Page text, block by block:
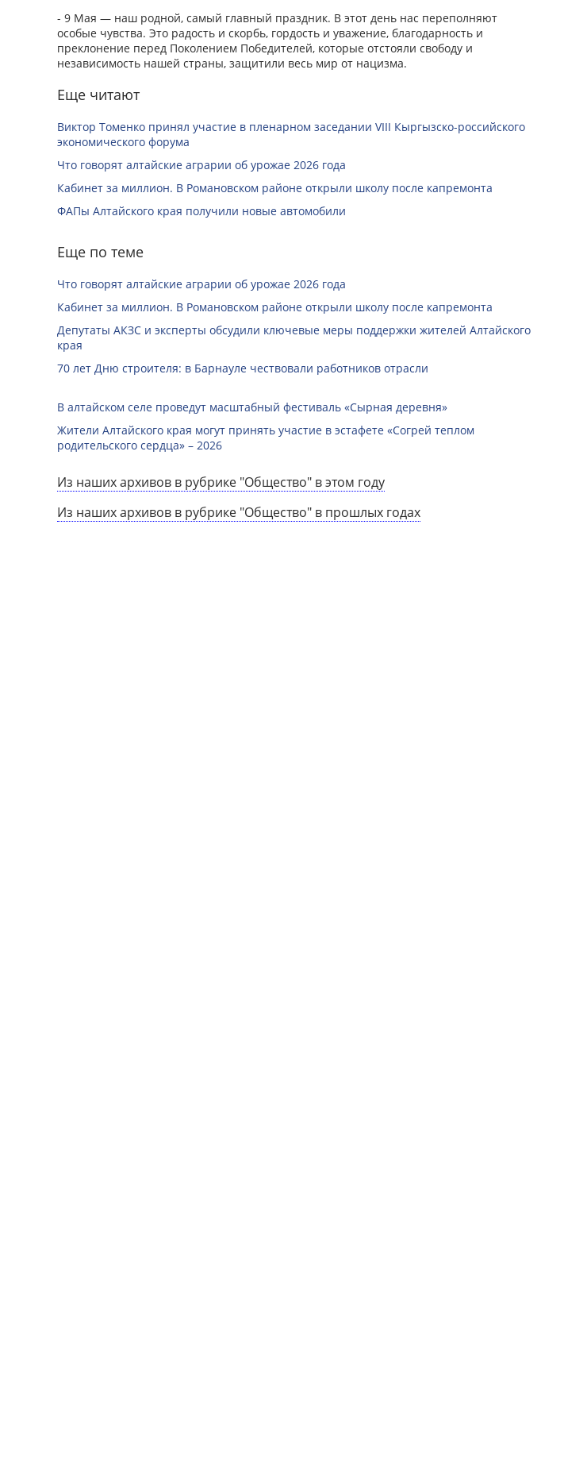
- 9 Мая — наш родной, самый главный праздник. В этот день нас переполняют
особые чувства. Это радость и скорбь, гордость и уважение, благодарность и
преклонение перед Поколением Победителей, которые отстояли свободу и
независимость нашей страны, защитили весь мир от нацизма.
Еще читают
Виктор Томенко принял участие в пленарном заседании VIII Кыргызско-российского
экономического форума
Что говорят алтайские аграрии об урожае 2026 года
Кабинет за миллион. В Романовском районе открыли школу после капремонта
ФАПы Алтайского края получили новые автомобили
Еще по теме
Что говорят алтайские аграрии об урожае 2026 года
Кабинет за миллион. В Романовском районе открыли школу после капремонта
Депутаты АКЗС и эксперты обсудили ключевые меры поддержки жителей Алтайского
края
70 лет Дню строителя: в Барнауле чествовали работников отрасли
В алтайском селе проведут масштабный фестиваль «Сырная деревня»
Жители Алтайского края могут принять участие в эстафете «Согрей теплом
родительского сердца» – 2026
Из наших архивов в рубрике "Общество" в этом году
Из наших архивов в рубрике "Общество" в прошлых годах